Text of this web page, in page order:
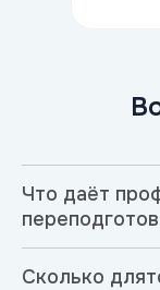
Что даёт
Сколько